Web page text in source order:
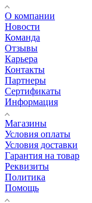
О компании
Новости
Команда
Отзывы
Карьера
Контакты
Партнеры
Сертификаты
Информация
Магазины
Условия оплаты
Условия доставки
Гарантия на товар
Реквизиты
Политика
Помощь